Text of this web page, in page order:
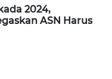
2024,
ASN Harus